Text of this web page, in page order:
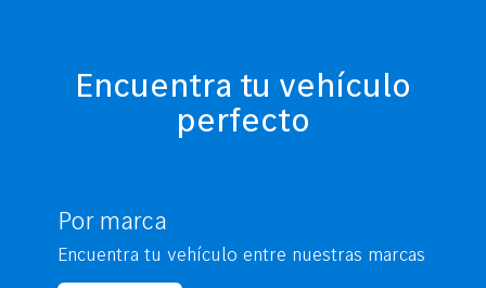
Encuentra tu vehículo
perfecto
Por marca
Encuentra tu vehículo entre nuestras marcas